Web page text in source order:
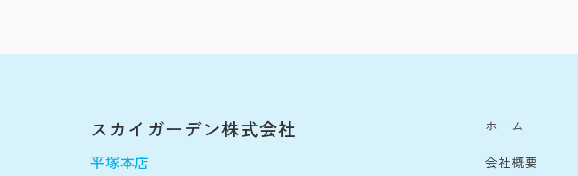
スカイガーデン株式会社
平塚本店
ホーム
会社概要